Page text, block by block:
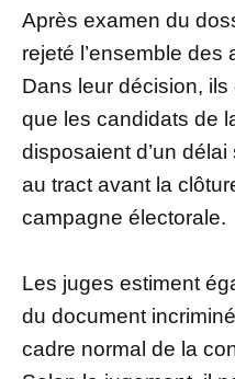
Après examen du
rejeté l’ensemble
Dans leur décision,
que les candidats de
disposaient d’un
au tract avant la
campagne électorale.
Les juges estiment
du document
cadre normal de la